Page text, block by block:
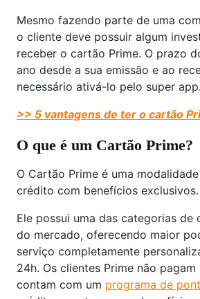
Mesmo fazendo parte de uma
o cliente deve possuir algum
receber o cartão Prime. O prazo
ano desde a sua emissão e ao
necessário ativá-lo pelo super app.
>> 5 vantagens de ter o cartão
O que é um Cartão Prime?
O Cartão Prime é uma
crédito com benefícios exclusivos.
Ele possui uma das categorias de
do mercado, oferecendo maior
serviço completamente
24h. Os clientes Prime não pagam
contam com um programa de